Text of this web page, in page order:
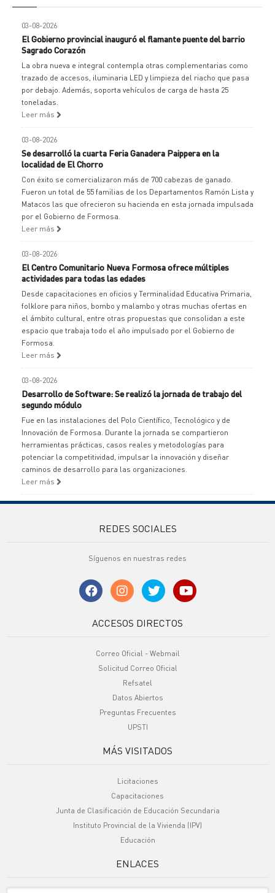
03-08-2026
El Gobierno provincial inauguró el flamante puente del barrio
Sagrado Corazón
La obra nueva e integral contempla otras complementarias como
trazado de accesos, iluminaria LED y limpieza del riacho que pasa
por debajo. Además, soporta vehículos de carga de hasta 25
toneladas.
Leer más
03-08-2026
Se desarrolló la cuarta Feria Ganadera Paippera en la
localidad de El Chorro
Con éxito se comercializaron más de 700 cabezas de ganado.
Fueron un total de 55 familias de los Departamentos Ramón Lista y
Matacos las que ofrecieron su hacienda en esta jornada impulsada
por el Gobierno de Formosa.
Leer más
03-08-2026
El Centro Comunitario Nueva Formosa ofrece múltiples
actividades para todas las edades
Desde capacitaciones en oficios y Terminalidad Educativa Primaria,
folklore para niños, bombo y malambo y otras muchas ofertas en
el ámbito cultural, entre otras propuestas que consolidan a este
espacio que trabaja todo el año impulsado por el Gobierno de
Formosa.
Leer más
03-08-2026
Desarrollo de Software: Se realizó la jornada de trabajo del
segundo módulo
Fue en las instalaciones del Polo Científico, Tecnológico y de
Innovación de Formosa. Durante la jornada se compartieron
herramientas prácticas, casos reales y metodologías para
potenciar la competitividad, impulsar la innovación y diseñar
caminos de desarrollo para las organizaciones.
Leer más
REDES SOCIALES
Síguenos en nuestras redes
ACCESOS DIRECTOS
Correo Oficial - Webmail
Solicitud Correo Oficial
Refsatel
Datos Abiertos
Preguntas Frecuentes
UPSTI
MÁS VISITADOS
Licitaciones
Capacitaciones
Junta de Clasificación de Educación Secundaria
Instituto Provincial de la Vivienda (IPV)
Educación
ENLACES